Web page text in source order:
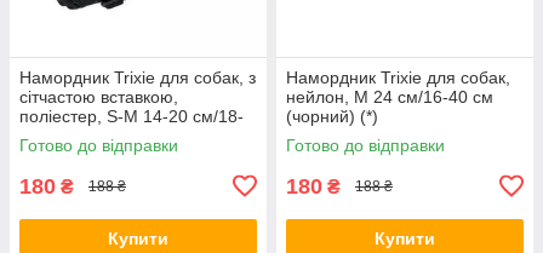
Намордник Trixie для собак, з
сітчастою вставкою,
поліестер, S-M 14-20 см/18-
39 см (чорний) (*)
Готово до відправки
180 ₴ 188 ₴
Купити
Намордник Trixie для собак,
нейлон, M 24 см/16-40 см
(чорний) (*)
Готово до відправки
180 ₴ 188 ₴
Купити